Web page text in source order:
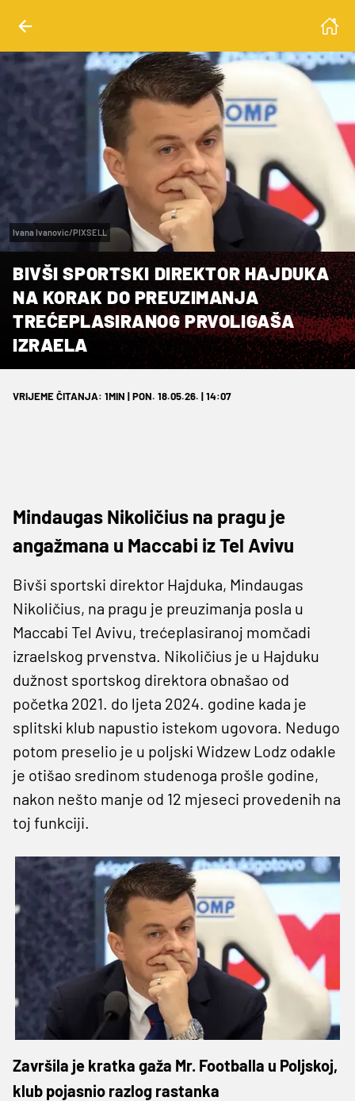
Ivana Ivanovic/PIXSELL
BIVŠI SPORTSKI DIREKTOR HAJDUKA
NA KORAK DO PREUZIMANJA
TREĆEPLASIRANOG PRVOLIGAŠA
IZRAELA
VRIJEME ČITANJA: 1MIN | PON. 18.05.26. | 14:07
Mindaugas Nikoličius na pragu je
angažmana u Maccabi iz Tel Avivu
Bivši sportski direktor Hajduka, Mindaugas
Nikoličius, na pragu je preuzimanja posla u
Maccabi Tel Avivu, trećeplasiranoj momčadi
izraelskog prvenstva. Nikoličius je u Hajduku
dužnost sportskog direktora obnašao od
početka 2021. do ljeta 2024. godine kada je
splitski klub napustio istekom ugovora. Nedugo
potom preselio je u poljski Widzew Lodz odakle
je otišao sredinom studenoga prošle godine,
nakon nešto manje od 12 mjeseci provedenih na
toj funkciji.
Završila je kratka gaža Mr. Footballa u Poljskoj,
klub pojasnio razlog rastanka